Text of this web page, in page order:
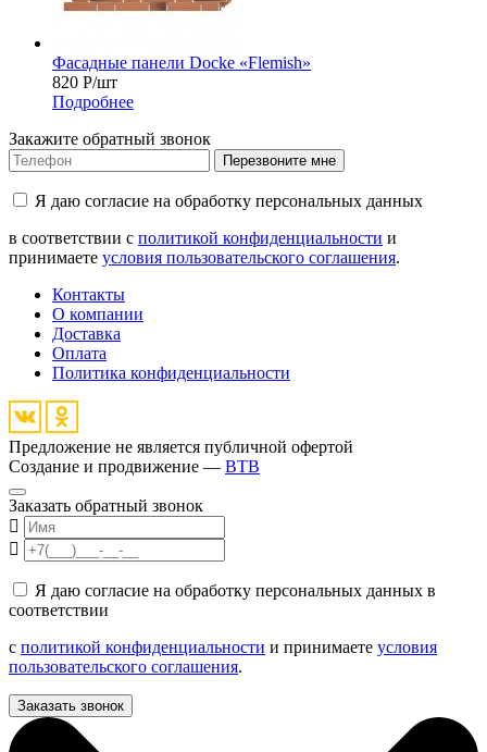
Фасадные панели Docke «Flemish»
820 Р/шт
Подробнее
Закажите обратный звонок
Перезвоните мне
Я даю согласие на обработку персональных данных
в соответствии с политикой конфиденциальности и
принимаете условия пользовательского соглашения.
Контакты
О компании
Доставка
Оплата
Политика конфиденциальности
Предложение не является публичной офертой
Создание и продвижение — BTB
Заказать обратный звонок
Я даю согласие на обработку персональных данных в
соответствии
с политикой конфиденциальности и принимаете условия
пользовательского соглашения.
Заказать звонок